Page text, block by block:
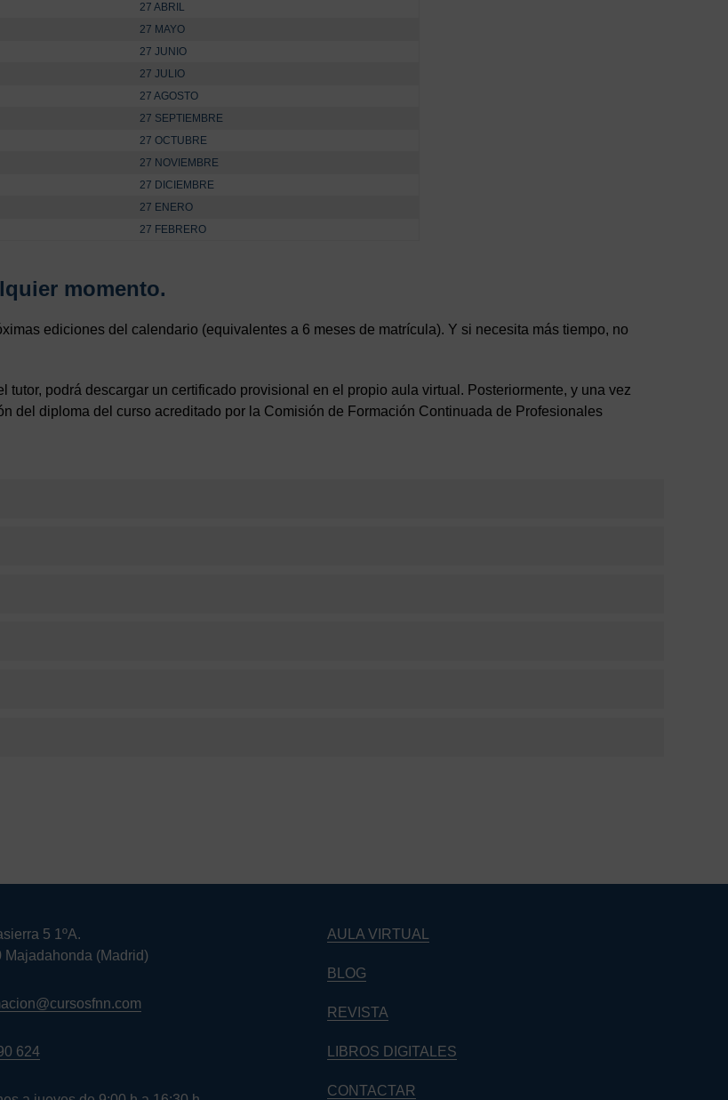
27 ABRIL
27 MAYO
27 JUNIO
27 JULIO
27 AGOSTO
27 SEPTIEMBRE
27 OCTUBRE
27 NOVIEMBRE
27 DICIEMBRE
27 ENERO
27 FEBRERO
momento.
ediciones del calendario (equivalentes a 6 meses de matrícula). Y si necesita más tiempo, no
podrá descargar un certificado provisional en el propio aula virtual. Posteriormente, y una vez
del diploma del curso acreditado por la Comisión de Formación Continuada de Profesionales
5 1ºA.
Majadahonda (Madrid)
624
AULA VIRTUAL
BLOG
REVISTA
LIBROS DIGITALES
CONTACTAR